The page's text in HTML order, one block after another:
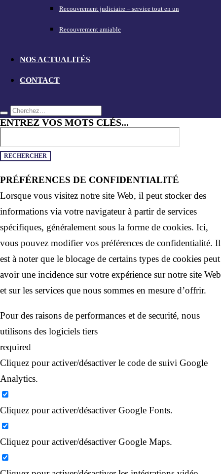
Recouvrement judiciaire – service tout en un
Recouvrement amiable
NOS ACTUALITÉS
CONTACT
ENTREZ VOS MOTS CLÉS...
PRÉFÉRENCES DE CONFIDENTIALITÉ
Lorsque vous visitez notre site Web, il peut stocker des
informations via votre navigateur à partir de services
spécifiques, généralement sous la forme de cookies. Ici,
vous pouvez modifier vos préférences de confidentialité. Il
est à noter que le blocage de certains types de cookies peut
avoir une incidence sur votre expérience sur notre site Web
et sur les services que nous sommes en mesure d’offrir.
Pour des raisons de performances et de securité, nous
utilisons des logiciels tiers
required
Cliquez pour activer/désactiver le code de suivi Google
Analytics.
Cliquez pour activer/désactiver Google Fonts.
Cliquez pour activer/désactiver Google Maps.